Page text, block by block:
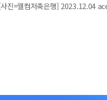
사진=웰컴저축은행] 2023.12.04